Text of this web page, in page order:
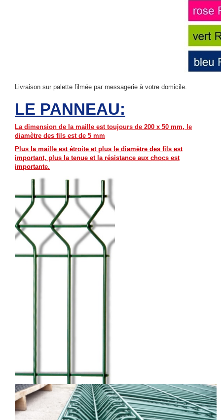
Livraison sur palette filmée par messagerie à votre domicile.
LE PANNEAU:
La dimension de la maille est toujours de 200 x 50 mm, le
diamètre des fils est de 5 mm
Plus la maille est étroite et plus le diamètre des fils est
important, plus la tenue et la résistance aux chocs est
importante.